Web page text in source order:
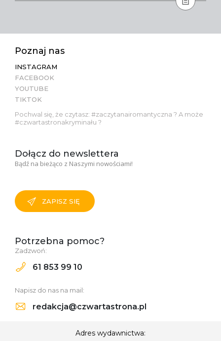
Poznaj nas
INSTAGRAM
FACEBOOK
YOUTUBE
TIKTOK
Pochwal się, że czytasz: #zaczytanairomantyczna ? A może
#czwartastronakryminału ?
Dołącz do newslettera
Bądź na bieżąco z Naszymi nowościami!
ZAPISZ SIĘ
Potrzebna pomoc?
Zadzwoń:
61 853 99 10
Napisz do nas na mail:
redakcja@czwartastrona.pl
Adres wydawnictwa: